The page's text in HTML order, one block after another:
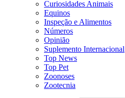
Curiosidades Animais
Equinos
Inspeção e Alimentos
Números
Opinião
Suplemento Internacional
Top News
Top Pet
Zoonoses
Zootecnia